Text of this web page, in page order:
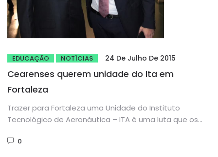
EDUCAÇÃO NOTÍCIAS 24 De Julho De 2015
Cearenses querem unidade do Ita em
Fortaleza
Trazer para Fortaleza uma Unidade do Instituto
Tecnológico de Aeronáutica – ITA é uma luta que os
0